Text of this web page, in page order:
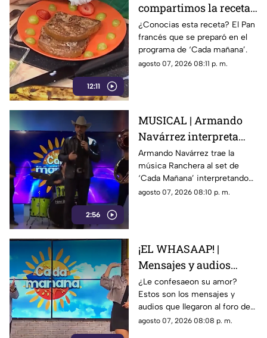
12:11
compartimos la receta
de un delicioso pan
francés
¿Conocias esta receta? El Pan
francés que se preparó en el
programa de ‘Cada mañana’.
agosto 07, 2026 08:11 p. m.
2:56
MUSICAL | Armando
Navárrez interpreta
'Corazón en modo
Avión' EN VIVO
Armando Navárrez trae la
música Ranchera al set de
‘Cada Mañana’ interpretando
su canción ‘Corazón en modo
agosto 07, 2026 08:10 p. m.
¡EL WHASAAP! |
Mensajes y audios
llegaron al foro de
'Cada mañana'; parte 1
¿Le confesaeon su amor?
Estos son los mensajes y
audios que llegaron al foro de
‘Cada mañana’ estuvieron
agosto 07, 2026 08:08 p. m.